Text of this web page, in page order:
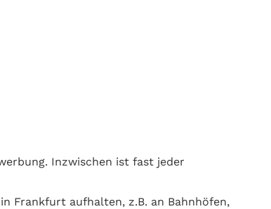
Inzwischen ist fast jeder
Frankfurt aufhalten, z.B. an Bahnhöfen,